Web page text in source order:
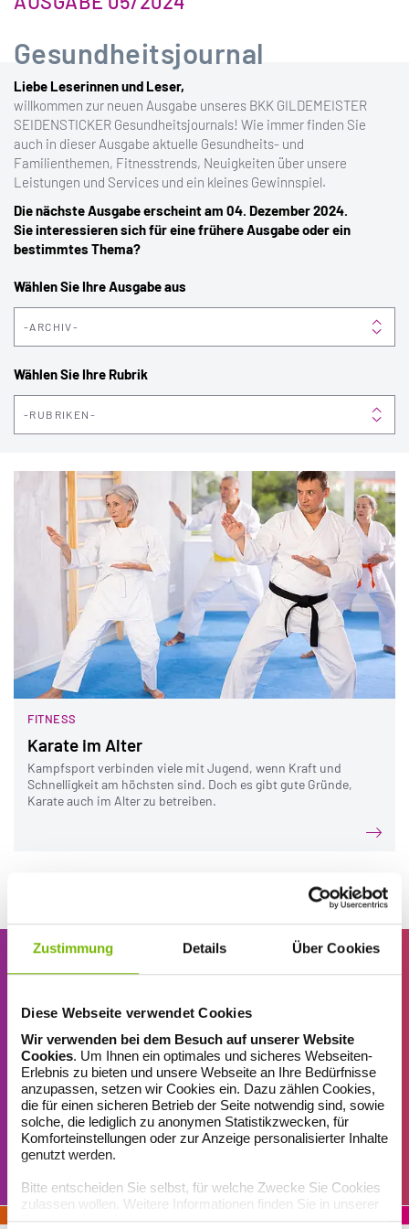
Zustimmung Details Über Cookies
Diese Webseite verwendet Cookies
Wir verwenden bei dem Besuch auf unserer Website
Cookies. Um Ihnen ein optimales und sicheres Webseiten-
Erlebnis zu bieten und unsere Webseite an Ihre Bedürfnisse
anzupassen, setzen wir Cookies ein. Dazu zählen Cookies,
die für einen sicheren Betrieb der Seite notwendig sind, sowie
solche, die lediglich zu anonymen Statistikzwecken, für
Komforteinstellungen oder zur Anzeige personalisierter Inhalte
genutzt werden.
Bitte entscheiden Sie selbst, für welche Zwecke Sie Cookies
zulassen wollen. Weitere Informationen finden Sie in unserer
Datenschutzerklärung.
Gesundheitsjournal
Liebe Leserinnen und Leser,
willkommen zur neuen Ausgabe unseres BKK GILDEMEISTER
SEIDENSTICKER Gesundheitsjournals! Wie immer finden Sie
auch in dieser Ausgabe aktuelle Gesundheits- und
Familienthemen, Fitnesstrends, Neuigkeiten über unsere
Leistungen und Services und ein kleines Gewinnspiel.
Die nächste Ausgabe erscheint am 04. Dezember 2024.
Sie interessieren sich für eine frühere Ausgabe oder ein
bestimmtes Thema?
Wählen Sie Ihre Ausgabe aus
ARCHIV
Wählen Sie Ihre Rubrik
RUBRIKEN
FITNESS
Karate im Alter
Kampfsport verbinden viele mit Jugend, wenn Kraft und
Schnelligkeit am höchsten sind. Doch es gibt gute Gründe,
Karate auch im Alter zu betreiben.
ERINNERUNGSSERVICE
Nix mehr verpassen!
Unser Erinnerungsservice für Sie – damit Ihnen keine Ausgabe
unseres Gesundheitsjournals und kein Gewinnspiel entgeht: Jetzt
Magazin-Newsletter abonnieren!